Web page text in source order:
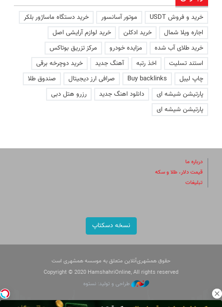
خرید و فروش USDT موتور آسانسور
خرید دستگاه ماساژور بلکر
اجاره ویلا شمال
خرید ادکلن
خرید لوازم آرایشی اصل
خرید طلای آب شده
مزایده خودرو
مرکز تزریق بوتاکس
استند تسلیت
اخذ رتبه آهنگ جدید
خرید دوچرخه برقی
چاپ لیبل
Buy backlinks صرافی ارز دیجیتال
صندوق طلا
پارتیشن شیشه ای
دانلود اهنگ جدید
رزرو هتل دبی
پارتیشن شیشه ای
درباره ما
قیمت دلار، طلا و سکه
تبلیغات
نسخه دسکتاپ
حقوق همشهری‌آنلاین متعلق به موسسه همشهری است
Copyright © 2020 HamshahriOnline, All rights reserved
طراحی و تولید: نستوه